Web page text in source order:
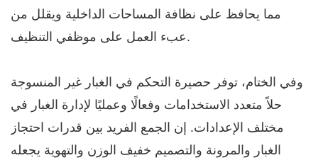
مما يحافظ على نظافة المساحات الداخلية ويقلل من
عبء العمل على موظفي التنظيف.
وفي الختام، توفر حصيرة التحكم في الغبار غير المنسوجة
حلاً متعدد الاستخدامات وفعالًا وعمليًا لإدارة الغبار في
مختلف الإعدادات. إن الجمع الفريد بين قدرات احتجاز
الغبار والمرونة والتصميم خفيف الوزن والتهوية يجعله